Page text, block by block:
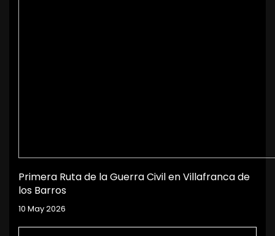
Primera Ruta de la Guerra Civil en Villafranca de
los Barros
10 May 2026